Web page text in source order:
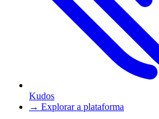
Kudos
→ Explorar a plataforma